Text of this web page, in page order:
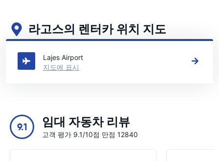
라고스의 렌터카 위치 지도
라고스의 주요 렌터카 영업소 보기
Lajes Airport
지도에 표시
9.1 임대 자동차 리뷰
고객 평가 9.1/10점 만점 12840